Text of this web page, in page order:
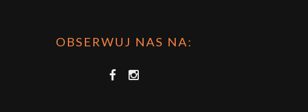
OBSERWUJ NAS NA: